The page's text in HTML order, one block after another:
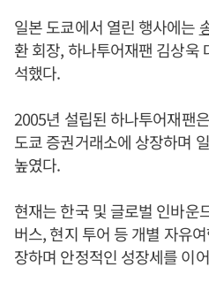
일본 도쿄에서 열린 행사에는
환 회장, 하나투어재팬 김상욱
석했다.
2005년 설립된 하나투어재팬
도쿄 증권거래소에 상장하며
높였다.
현재는 한국 및 글로벌 인바운
버스, 현지 투어 등 개별 자유
장하며 안정적인 성장세를 이